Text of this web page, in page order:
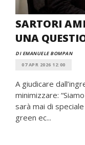
SARTORI
UNA
DI EMANUELE BOMPAN
07 APR 2026 12:00
A giudicare
minimizzare:
sarà mai di
green ec...